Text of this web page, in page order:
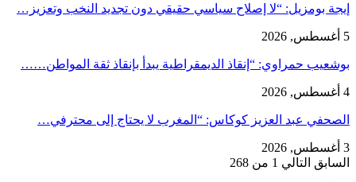
إيجة بومزيل: “لا إصلاح سياسي حقيقي دون تجديد النخب وتعزيز…
5 أغسطس, 2026
بوشعيب حمراوي: “إنقاذ الديمقراطية يبدأ بإنقاذ ثقة المواطن……
4 أغسطس, 2026
الصحفي عبد العزيز كوكاس: “المغرب لا يحتاج إلى محترفي…
3 أغسطس, 2026
السابق التالي 1 من 268